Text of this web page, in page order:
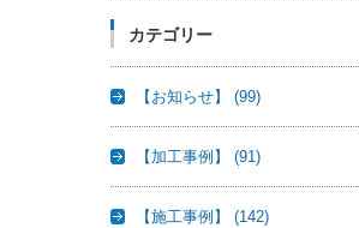
カテゴリー
【お知らせ】 (99)
【加工事例】 (91)
【施工事例】 (142)